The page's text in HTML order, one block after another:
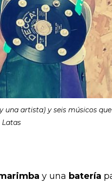
artista) y seis músicos
Latas
y una batería